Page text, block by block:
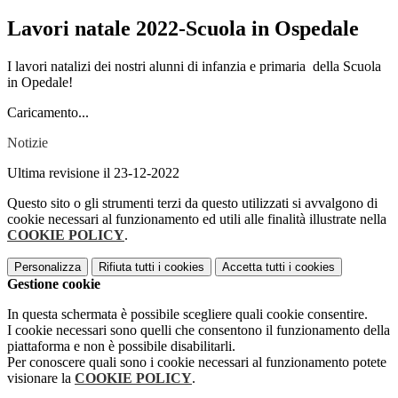
Lavori natale 2022-Scuola in Ospedale
I lavori natalizi dei nostri alunni di infanzia e primaria della Scuola
in Opedale!
Caricamento...
Notizie
Ultima revisione il 23-12-2022
Questo sito o gli strumenti terzi da questo utilizzati si avvalgono di
cookie necessari al funzionamento ed utili alle finalità illustrate nella
COOKIE POLICY.
Personalizza Rifiuta tutti i cookies Accetta tutti i cookies
Gestione cookie
In questa schermata è possibile scegliere quali cookie consentire.
I cookie necessari sono quelli che consentono il funzionamento della
piattaforma e non è possibile disabilitarli.
Per conoscere quali sono i cookie necessari al funzionamento potete
visionare la COOKIE POLICY.